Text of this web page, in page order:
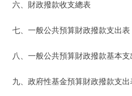
六、財政撥款收支總表
七、一般公共預算財政撥款支出表
八、一般公共預算財政撥款基本支
九、政府性基金預算財政撥款支出